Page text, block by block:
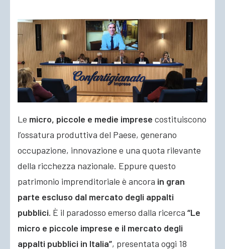
Le micro, piccole e medie imprese costituiscono
l’ossatura produttiva del Paese, generano
occupazione, innovazione e una quota rilevante
della ricchezza nazionale. Eppure questo
patrimonio imprenditoriale è ancora in gran
parte escluso dal mercato degli appalti
pubblici. È il paradosso emerso dalla ricerca “Le
micro e piccole imprese e il mercato degli
appalti pubblici in Italia”, presentata oggi 18